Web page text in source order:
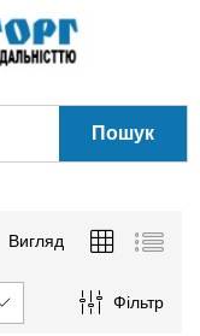
Пошук
Вигляд
Фільтр